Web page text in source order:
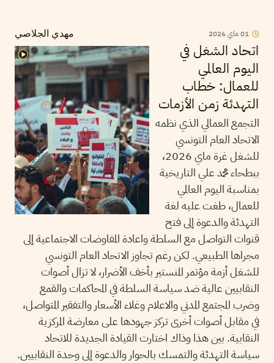
مهدي الجلاصي 01ماي2026
اتحاد الشغل في
اليوم العالمي
للعمال: خطاب
التهدئة زمن الأزمات
التجمع العمالي الذي نظمه
الاتحاد العام التونسي
للشغل غرة ماي 2026،
ببطحاء محمد علي التاريخية
بمناسبة اليوم العالمي
للعمال، طغت عليه لغة
التهدئة والدعوة إلى فتح
قنوات التواصل مع السلطة واعادة المفاوضات الاجتماعية إلى
مجراها الطبيعي. لكن رغم تجاوز الاتحاد العام التونسي
للشغل أزمة مؤتمر المنستير بأخف الأضرار، لا تزال أصوات
النقابيين عالية ضد سياسة السلطة في المحاكمات والقمع
وضرب المجتمع المدني والاعلام وغلاء الأسعار والتفقير المتواصل،
في مقابل أصوات أخرى تركز جهودها على معارضة المركزية
النقابية. بين هذا وذاك اختارت القيادة الجديدة للاتحاد
سياسة التهدئة والتمسك بالحوار والدعوة إلى وحدة النقابيين.